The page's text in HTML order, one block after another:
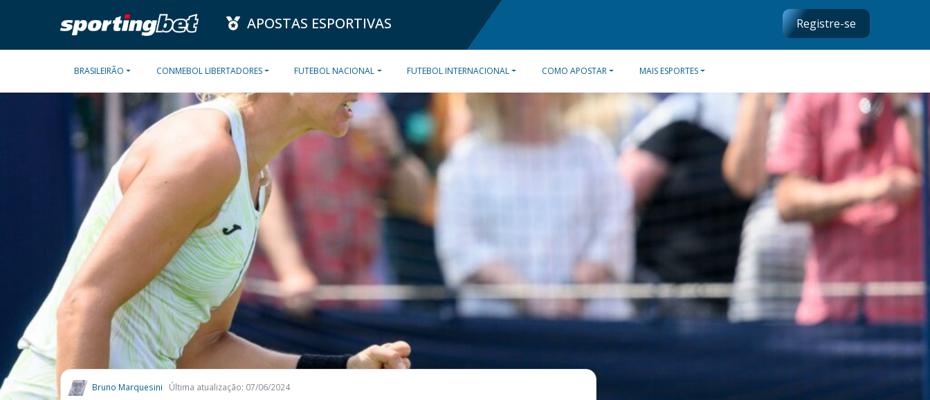
APOSTAS ESPORTIVAS Registre-se
BRASILEIRÃO CONMEBOL LIBERTADORES FUTEBOL NACIONAL FUTEBOL INTERNACIONAL COMO APOSTAR MAIS ESPORTES
Bruno Marquesini Última atualização: 07/06/2024